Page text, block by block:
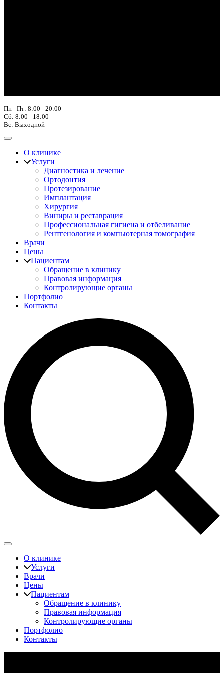
Пн - Пт: 8:00 - 20:00
Сб: 8:00 - 18:00
Вс: Выходной
О клинике
Услуги
Диагностика и лечение
Ортодонтия
Протезирование
Имплантация
Хирургия
Виниры и реставрация
Профессиональная гигиена и отбеливание
Рентгенология и компьютерная томография
Врачи
Цены
Пациентам
Обращение в клинику
Правовая информация
Контролирующие органы
Портфолио
Контакты
О клинике
Услуги
Врачи
Цены
Пациентам
Обращение в клинику
Правовая информация
Контролирующие органы
Портфолио
Контакты